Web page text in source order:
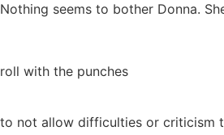
Nothing seems to bother Donna.
roll with the punches
to not allow difficulties or criticism